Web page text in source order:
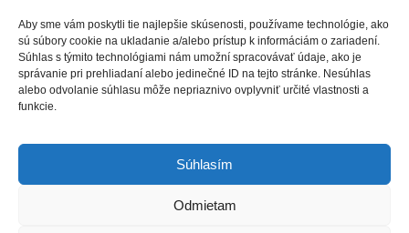
Aby sme vám poskytli tie najlepšie skúsenosti, používame technológie, ako
sú súbory cookie na ukladanie a/alebo prístup k informáciám o zariadení.
Súhlas s týmito technológiami nám umožní spracovávať údaje, ako je
správanie pri prehliadaní alebo jedinečné ID na tejto stránke. Nesúhlas
alebo odvolanie súhlasu môže nepriaznivo ovplyvniť určité vlastnosti a
funkcie.
Súhlasím
Odmietam
Dôležité odkazy
Obchodné podmienky
Ochrana osobných údajov
Doprava a platba
Reklamácia tovaru